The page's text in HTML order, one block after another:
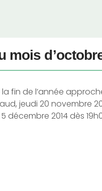
mois
fin de l’année
jeudi 20 novembre
décembre 2014 dès